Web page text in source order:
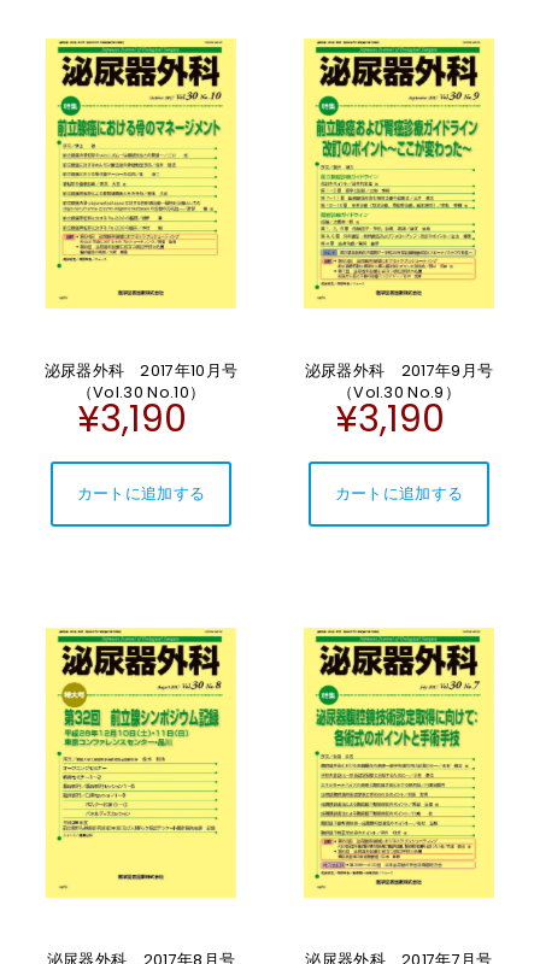
泌尿器外科 2017年10月号
（Vol.30 No.10）
¥3,190
泌尿器外科 2017年9月号
（Vol.30 No.9）
¥3,190
泌尿器外科 2017年8月号 泌尿器外科 2017年7月号